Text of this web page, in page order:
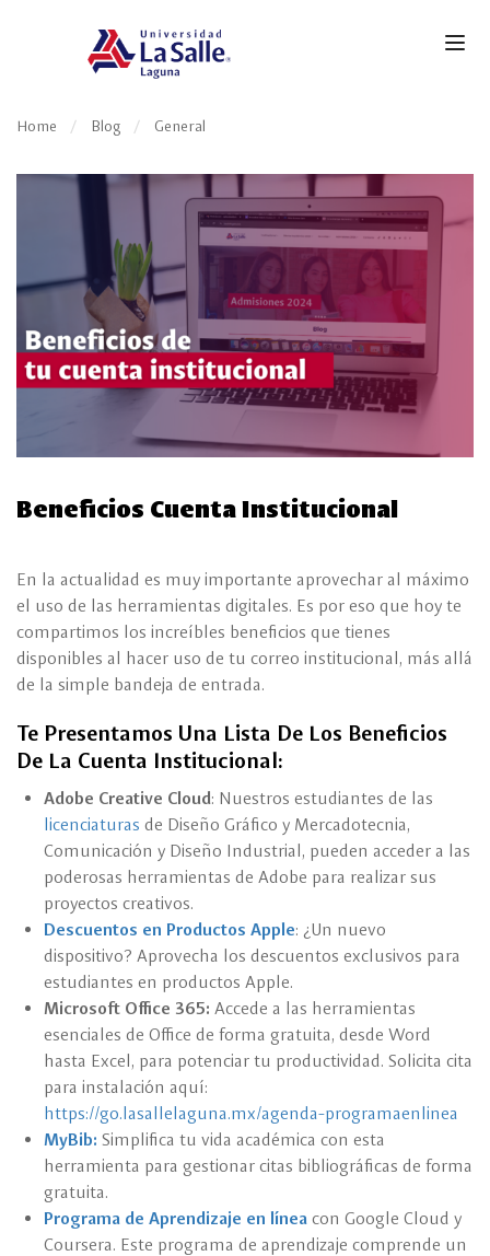
Home Blog General
Beneficios Cuenta Institucional
En la actualidad es muy importante aprovechar al máximo
el uso de las herramientas digitales. Es por eso que hoy te
compartimos los increíbles beneficios que tienes
disponibles al hacer uso de tu correo institucional, más allá
de la simple bandeja de entrada.
Te Presentamos Una Lista De Los Beneficios
De La Cuenta Institucional:
Adobe Creative Cloud: Nuestros estudiantes de las
licenciaturas de Diseño Gráfico y Mercadotecnia,
Comunicación y Diseño Industrial, pueden acceder a las
poderosas herramientas de Adobe para realizar sus
proyectos creativos.
Descuentos en Productos Apple: ¿Un nuevo
dispositivo? Aprovecha los descuentos exclusivos para
estudiantes en productos Apple.
Microsoft Office 365: Accede a las herramientas
esenciales de Office de forma gratuita, desde Word
hasta Excel, para potenciar tu productividad. Solicita cita
para instalación aquí:
https://go.lasallelaguna.mx/agenda-programaenlinea
MyBib: Simplifica tu vida académica con esta
herramienta para gestionar citas bibliográficas de forma
gratuita.
Programa de Aprendizaje en línea con Google Cloud y
Coursera. Este programa de aprendizaje comprende un